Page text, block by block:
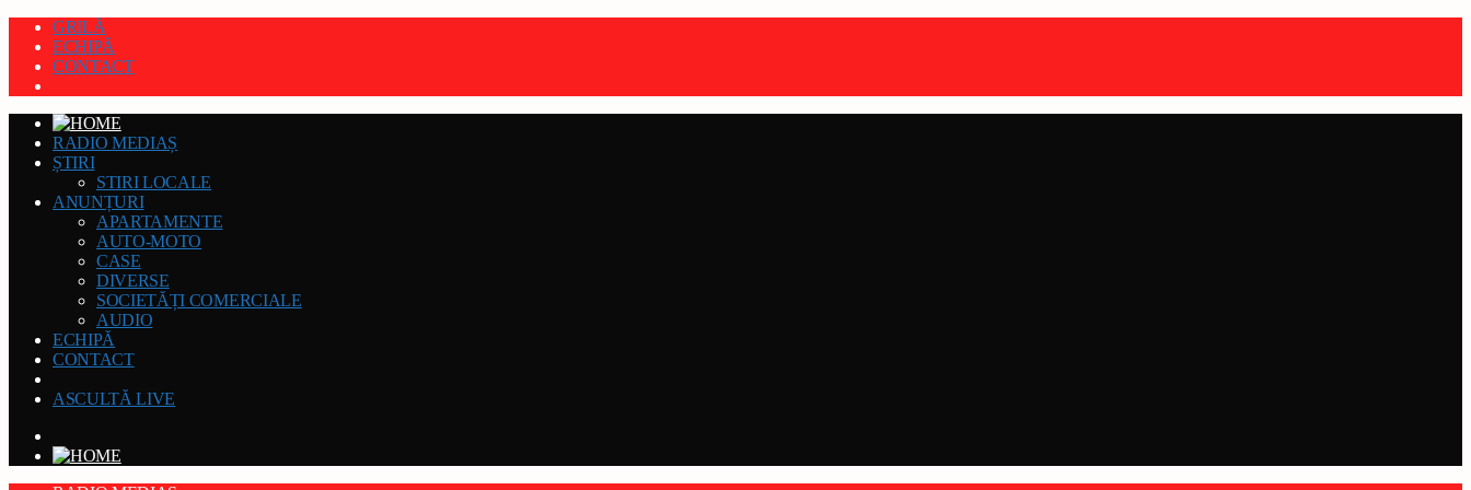
GRILĂ
ECHIPĂ
CONTACT
RADIO MEDIAȘ
ȘTIRI
STIRI LOCALE
ANUNȚURI
APARTAMENTE
AUTO-MOTO
CASE
DIVERSE
SOCIETĂȚI COMERCIALE
AUDIO
ECHIPĂ
CONTACT
ASCULTĂ LIVE